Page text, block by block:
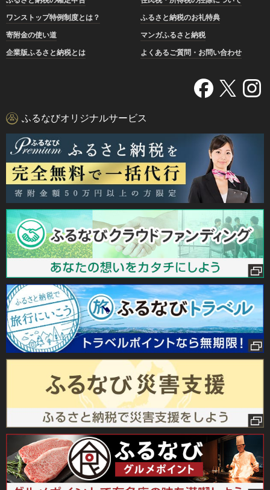
ワンストップ特例制度とは？
ふるさと納税のお礼特典
寄附金の使い道
マンガふるさと納税
企業版ふるさと納税とは
よくあるご質問・お問い合わせ
ふるなびオリジナルサービス